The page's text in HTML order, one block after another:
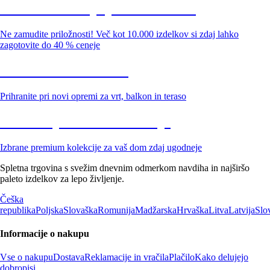
Ne zamudite priložnosti! Več kot 10.000 izdelkov si zdaj lahko
zagotovite do 40 % ceneje
Prihranite pri novi opremi za vrt, balkon in teraso
Izbrane premium kolekcije za vaš dom zdaj ugodneje
Spletna trgovina s svežim dnevnim odmerkom navdiha in najširšo
paleto izdelkov za lepo življenje.
Češka
republikaPoljskaSlovaškaRomunijaMadžarskaHrvaškaLitvaLatvija
Informacije o nakupu
Vse o nakupuDostavaReklamacije in vračilaPlačiloKako delujejo